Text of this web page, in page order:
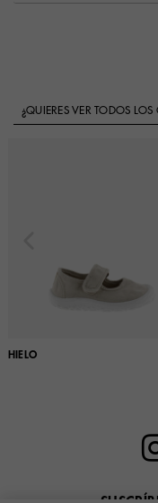
¿QUIERES VER TODOS LOS
HIELO